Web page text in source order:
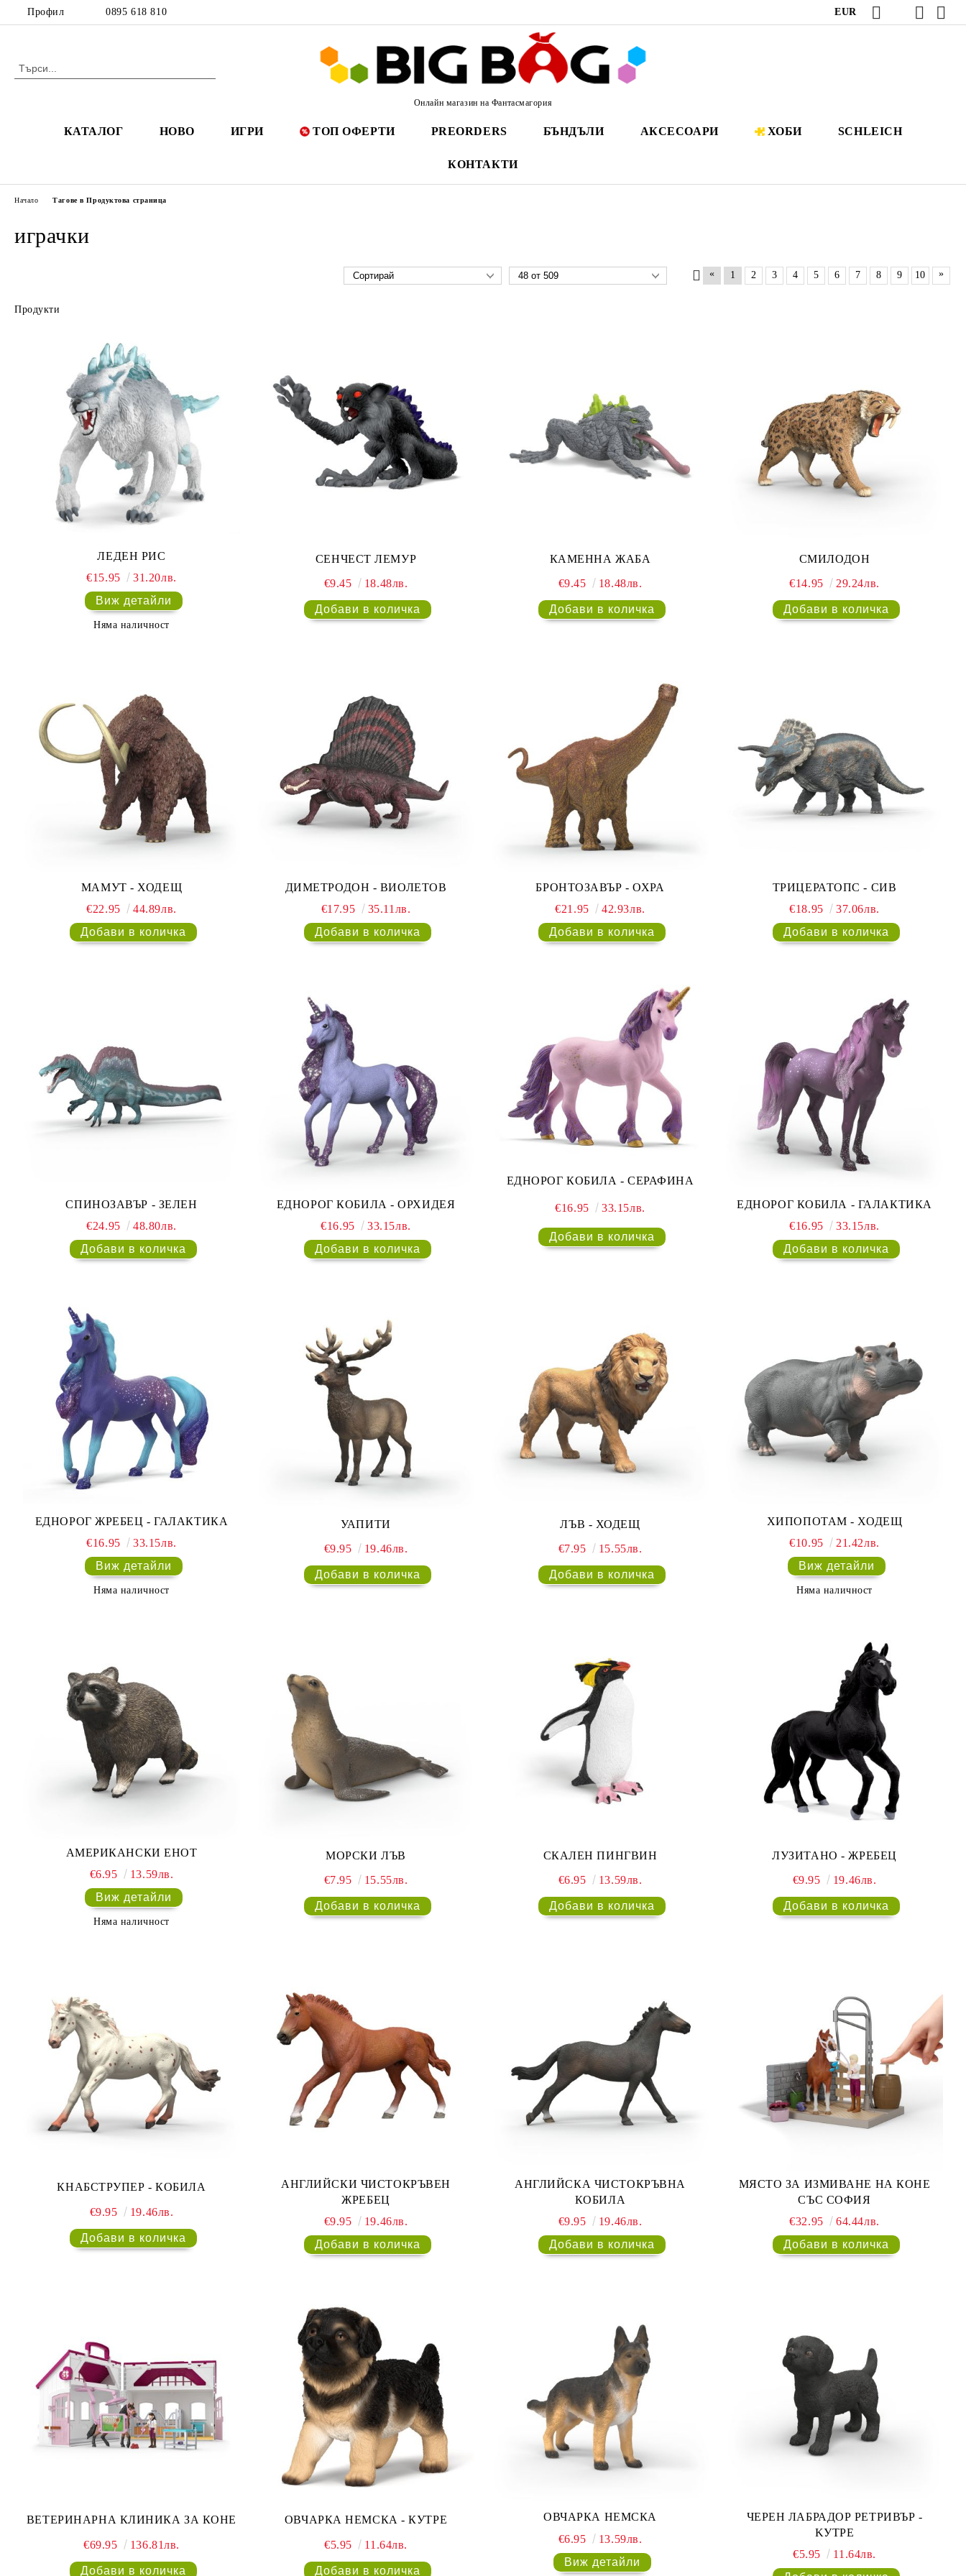
Профил 0895 618 810 EUR
Онлайн магазин на Фантасмагория
КАТАЛОГ НОВО ИГРИ ТОП ОФЕРТИ PREORDERS БЪНДЪЛИ АКСЕСОАРИ ХОБИ SCHLEICH
КОНТАКТИ
Начало Тагове в Продуктова страница
играчки
« 1 2 3 4 5 6 7 8 9 10 »
Продукти
ЛЕДЕН РИС
€15.95
31.20лв.
Виж детайли
Няма наличност
СЕНЧЕСТ ЛЕМУР
€9.45
18.48лв.
КАМЕННА ЖАБА
€9.45
18.48лв.
СМИЛОДОН
€14.95
29.24лв.
МАМУТ - ХОДЕЩ
€22.95
44.89лв.
ДИМЕТРОДОН - ВИОЛЕТОВ
€17.95
35.11лв.
БРОНТОЗАВЪР - ОХРА
€21.95
42.93лв.
ТРИЦЕРАТОПС - СИВ
€18.95
37.06лв.
СПИНОЗАВЪР - ЗЕЛЕН
€24.95
48.80лв.
ЕДНОРОГ КОБИЛА - ОРХИДЕЯ
€16.95
33.15лв.
ЕДНОРОГ КОБИЛА - СЕРАФИНА
€16.95 33.15лв.
ЕДНОРОГ КОБИЛА - ГАЛАКТИКА
€16.95
33.15лв.
ЕДНОРОГ ЖРЕБЕЦ - ГАЛАКТИКА
€16.95
33.15лв.
Виж детайли
Няма наличност
УАПИТИ
€9.95
19.46лв.
ЛЪВ - ХОДЕЩ
€7.95
15.55лв.
ХИПОПОТАМ - ХОДЕЩ
€10.95
21.42лв.
Виж детайли
Няма наличност
АМЕРИКАНСКИ ЕНОТ
€6.95
13.59лв.
Виж детайли
Няма наличност
МОРСКИ ЛЪВ
€7.95
15.55лв.
СКАЛЕН ПИНГВИН
€6.95
13.59лв.
ЛУЗИТАНО - ЖРЕБЕЦ
€9.95
19.46лв.
КНАБСТРУПЕР - КОБИЛА
€9.95 19.46лв.
АНГЛИЙСКИ ЧИСТОКРЪВЕН
ЖРЕБЕЦ
€9.95
19.46лв.
АНГЛИЙСКА ЧИСТОКРЪВНА
КОБИЛА
€9.95
19.46лв.
МЯСТО ЗА ИЗМИВАНЕ НА КОНЕ
СЪС СОФИЯ
€32.95
64.44лв.
ВЕТЕРИНАРНА КЛИНИКА ЗА КОНЕ
€69.95 136.81лв.
ОВЧАРКА НЕМСКА - КУТРЕ
€5.95 11.64лв.
ОВЧАРКА НЕМСКА
€6.95
13.59лв.
Виж детайли
ЧЕРЕН ЛАБРАДОР РЕТРИВЪР -
KУТРЕ
€5.95
11.64лв.